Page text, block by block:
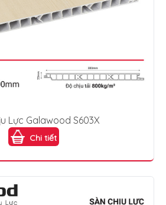
Lực Galawood S603X
Chi tiết